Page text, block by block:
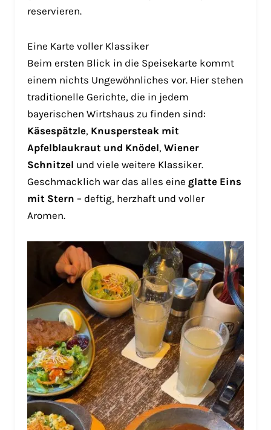
reservieren.
Eine Karte voller Klassiker
Beim ersten Blick in die Speisekarte kommt
einem nichts Ungewöhnliches vor. Hier stehen
traditionelle Gerichte, die in jedem
bayerischen Wirtshaus zu finden sind:
Käsespätzle, Knuspersteak mit
Apfelblaukraut und Knödel, Wiener
Schnitzel und viele weitere Klassiker.
Geschmacklich war das alles eine glatte Eins
mit Stern – deftig, herzhaft und voller
Aromen.